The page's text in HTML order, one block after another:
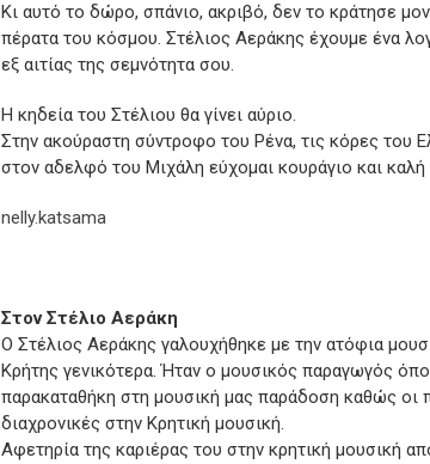
Κι αυτό το δώρο, σπάνιο, ακριβό, δεν το κράτησε
πέρατα του κόσμου. Στέλιος Αεράκης έχουμε ένα
εξ αιτίας της σεμνότητα σου.
Η κηδεία του Στέλιου θα γίνει αύριο.
Στην ακούραστη σύντροφο του Ρένα, τις κόρες του
στον αδελφό του Μιχάλη εύχομαι κουράγιο και καλή
nelly.katsama
Στον Στέλιο Αεράκη
Ο Στέλιος Αεράκης γαλουχήθηκε με την ατόφια
Κρήτης γενικότερα. Ήταν ο μουσικός παραγωγός
παρακαταθήκη στη μουσική μας παράδοση καθώς οι
διαχρονικές στην Κρητική μουσική.
Αφετηρία της καριέρας του στην κρητική μουσική